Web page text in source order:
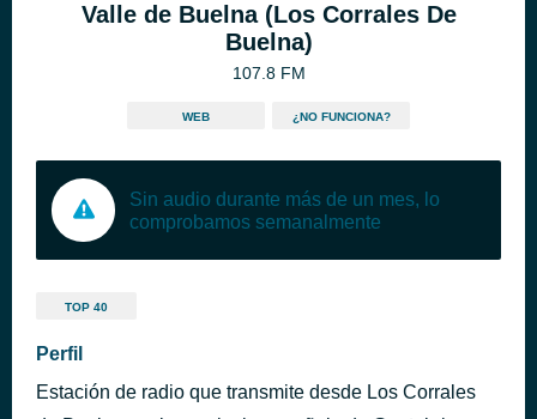
Valle de Buelna (Los Corrales De
Buelna)
107.8 FM
WEB ¿NO FUNCIONA?
Sin audio durante más de un mes, lo
comprobamos semanalmente
TOP 40
Perfil
Estación de radio que transmite desde Los Corrales